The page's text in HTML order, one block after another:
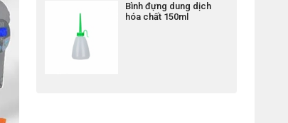
Bình đựng dung dịch
hóa chất 150ml